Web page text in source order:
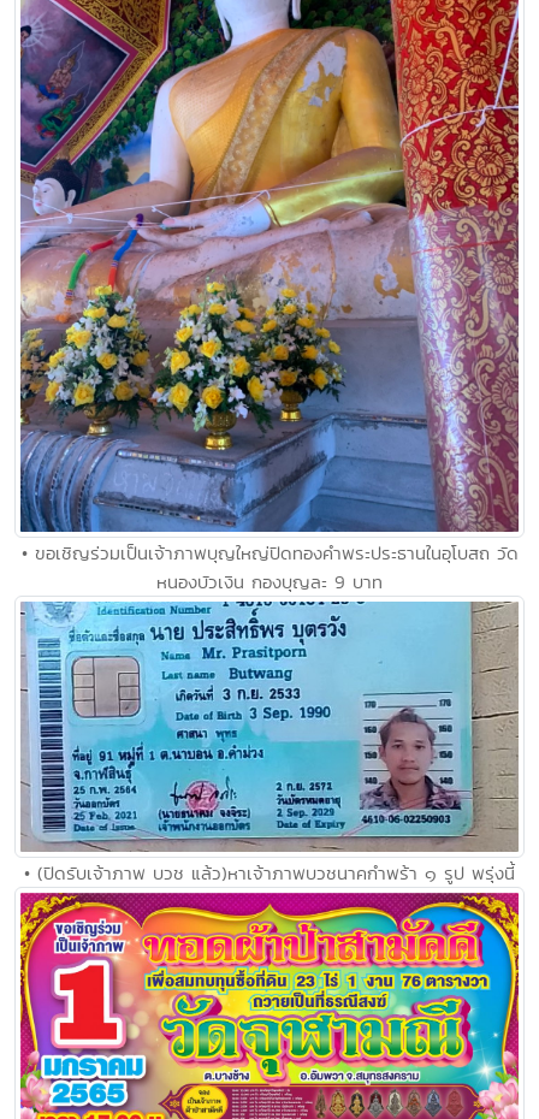
• ขอเชิญร่วมเป็นเจ้าภาพบุญใหญ่ปิดทองคำพระประธานในอุโบสถ วัด
หนองบัวเงิน กองบุญละ 9 บาท
• (ปิดรับเจ้าภาพ บวช แล้ว)หาเจ้าภาพบวชนาคกำพร้า ๑ รูป พรุ่งนี้